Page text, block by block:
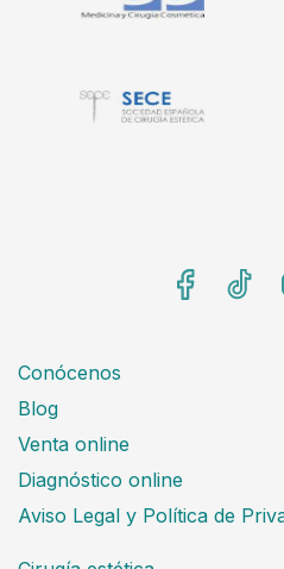
Conócenos
Blog
Venta online
Diagnóstico online
Aviso Legal y Política de